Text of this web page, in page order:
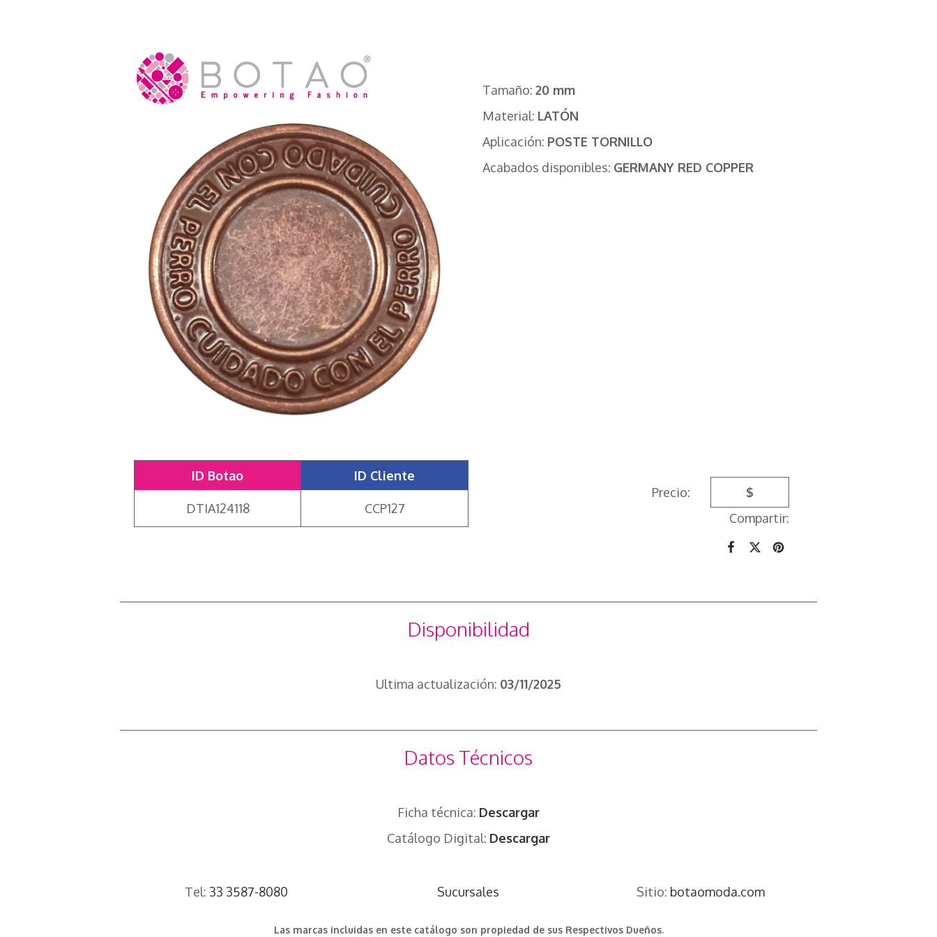
Tamaño: 20 mm
Material: LATÓN
Aplicación: POSTE TORNILLO
Acabados disponibles: GERMANY RED COPPER
ID Botao
DTIA124118
ID Cliente
CCP127
Precio:
$
Compartir:
Disponibilidad
Ultima actualización: 03/11/2025
Datos Técnicos
Ficha técnica: Descargar
Catálogo Digital: Descargar
Tel: 33 3587-8080 Sucursales Sitio: botaomoda.com
Las marcas incluidas en este catálogo son propiedad de sus Respectivos Dueños.